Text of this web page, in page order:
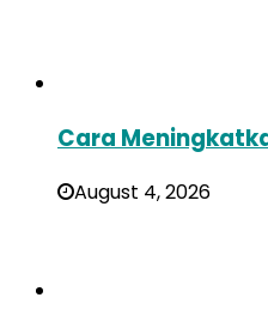
Cara
August 4, 2026